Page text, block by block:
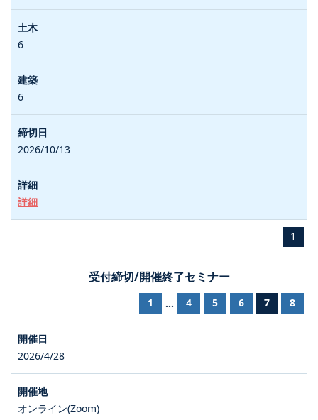
6
6
2026/10/13
詳細
1
受付締切/開催終了セミナー
1 ... 4 5 6 7 8
2026/4/28
オンライン(Zoom)